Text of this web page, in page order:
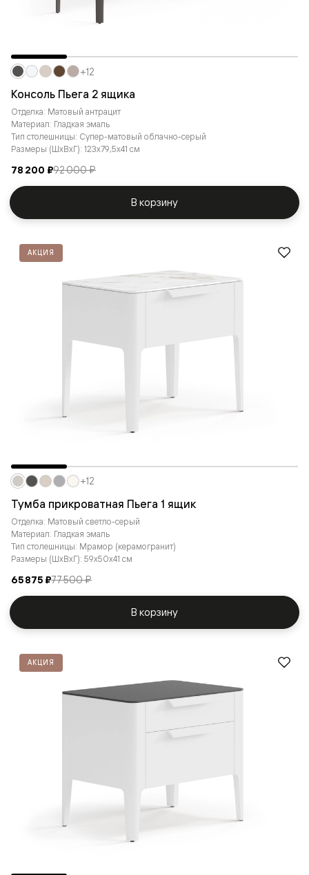
Консоль Пьега 2 ящика
Отделка: Матовый антрацит
Материал: Гладкая эмаль
Тип столешницы: Супер-матовый облачно-серый
Размеры (ШxВxГ): 123x79,5x41 см
78 200 ₽92 000 ₽
+12
В корзину
АКЦИЯ
Тумба прикроватная Пьега 1 ящик
Отделка: Матовый светло-серый
Материал: Гладкая эмаль
Тип столешницы: Мрамор (керамогранит)
Размеры (ШxВxГ): 59x50x41 см
65 875 ₽77 500 ₽
+12
В корзину
АКЦИЯ